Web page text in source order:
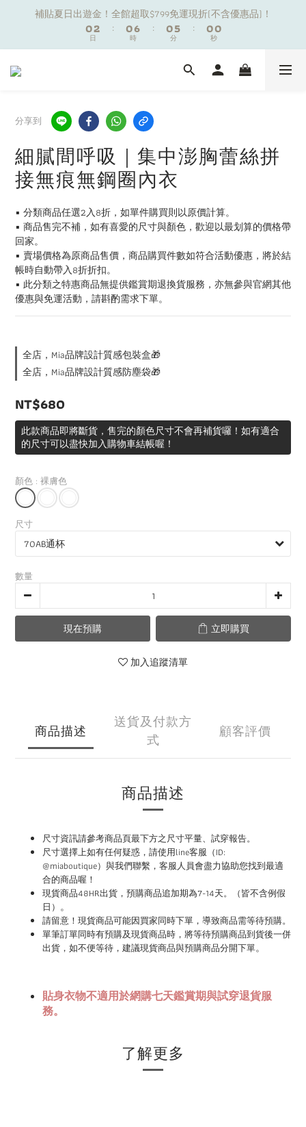
補貼夏日出遊金！全館超取$799免運現折(不含優惠品)！
1
0
3
2
1
日
:
1
0
7
6
5
0
時
:
1
0
6
5
4
分
:
1
0
1
0
秒
補貼夏日出遊金！全館超取$799免運現折(不含優惠品)！
1
0
3
2
1
日
:
1
0
7
6
5
0
時
:
1
0
6
5
4
分
:
1
0
1
0
秒
夏日舒適無痕｜3件$1199自由配專區
新朋友限定✨加入官方LINE領$50購物金
補貼夏日出遊金！全館超取$799免運現折(不含優惠品)！
9
4
3
2
1
0
6
5
4
3
2
1
0
日
:
9
4
2
0
9
8
7
6
5
4
3
2
1
時
:
9
2
1
0
7
6
5
4
3
2
1
0
分
9
7
2
1
9
7
2
1
分享到
細膩間呼吸｜集中澎胸蕾絲拼
接無痕無鋼圈內衣
▪️ 分類商品任選2入8折，如單件購買則以原價計算。
▪️ 商品售完不補，如有喜愛的尺寸與顏色，歡迎以最划算的價格帶
回家。
▪️ 賣場價格為原商品售價，商品購買件數如符合活動優惠，將於結
帳時自動帶入8折折扣。
▪️ 此分類之特惠商品無提供鑑賞期退換貨服務，亦無參與官網其他
優惠與免運活動，請斟酌需求下單。
全店，Mia品牌設計質感包裝盒🎁
全店，Mia品牌設計質感防塵袋🎁
NT$680
此款商品即將斷貨，售完的顏色尺寸不會再補貨囉！如有適合
的尺寸可以盡快加入購物車結帳喔！
顏色 : 裸膚色
尺寸
數量
現在預購 立即購買
加入追蹤清單
商品描述
送貨及付款方
式
顧客評價
商品描述
尺寸資訊請參考商品頁最下方之尺寸平量、試穿報告。
尺寸選擇上如有任何疑惑，請使用line客服（ID:
@miaboutique）與我們聯繫， 客服人員會盡力協助您找到最適
合的商品喔！
現貨商品48HR出貨，預購商品追加期為7-14天。（皆不含例假
日） 。
請留意！現貨商品可能因買家同時下單，導致商品需等待預購。
單筆訂單同時有預購及現貨商品時，將等待預購商品到貨後一併
出貨，如不便等待，建議現貨商品與預購商品分開下單。
貼身衣物不適用於網購七天鑑賞期與試穿退貨服
務。
了解更多